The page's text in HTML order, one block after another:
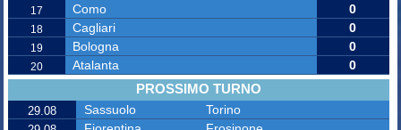
17 Como 0
18 Cagliari 0
19 Bologna 0
20 Atalanta 0
PROSSIMO TURNO
29.08 Sassuolo Torino